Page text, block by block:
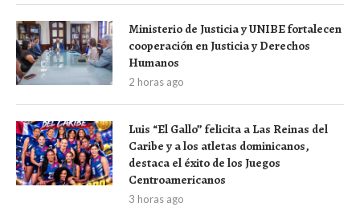
Ministerio de Justicia y UNIBE fortalecen
cooperación en Justicia y Derechos
Humanos
2 horas ago
Luis “El Gallo” felicita a Las Reinas del
Caribe y a los atletas dominicanos,
destaca el éxito de los Juegos
Centroamericanos
3 horas ago